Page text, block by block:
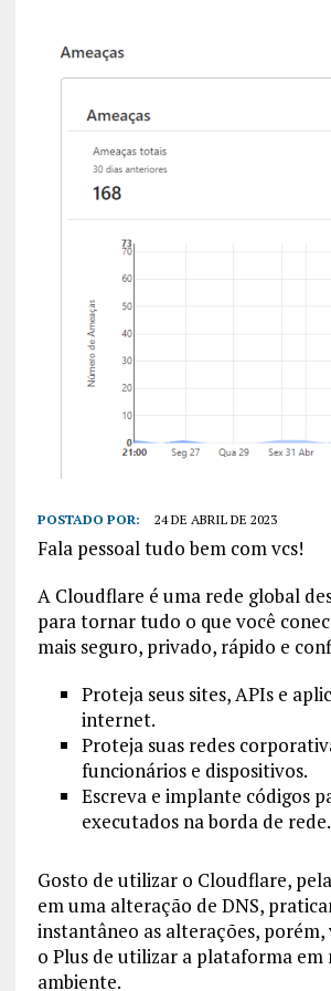
POSTADO POR: 24 DE ABRIL DE 2023
Fala pessoal tudo bem com vcs!
A Cloudflare é uma rede global
para tornar tudo o que você
mais seguro, privado, rápido e
Proteja seus sites, APIs e
internet.
Proteja suas redes
funcionários e dispositivos.
Escreva e implante códigos
executados na borda de rede.
Gosto de utilizar o Cloudflare,
em uma alteração de DNS,
instantâneo as alterações,
o Plus de utilizar a plataforma em
ambiente.